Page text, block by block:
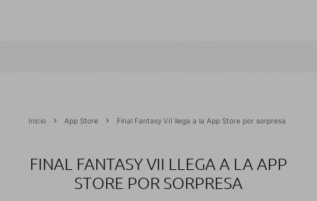
Inicio App Store Final Fantasy VII llega a la App Store por sorpresa
FINAL FANTASY VII LLEGA A LA APP
STORE POR SORPRESA